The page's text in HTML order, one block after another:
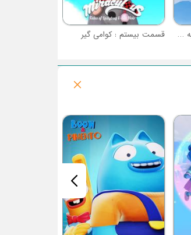
قسمت بیست و دوم : گربه سفید قسمت بیستم : کوامی گیر